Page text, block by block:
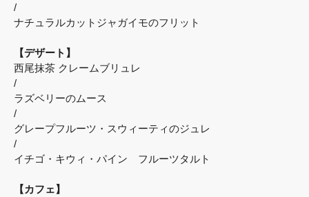
/
ナチュラルカットジャガイモのフリット
【デザート】
西尾抹茶 クレームブリュレ
/
ラズベリーのムース
/
グレープフルーツ・スウィーティのジュレ
/
イチゴ・キウィ・パイン フルーツタルト
【カフェ】